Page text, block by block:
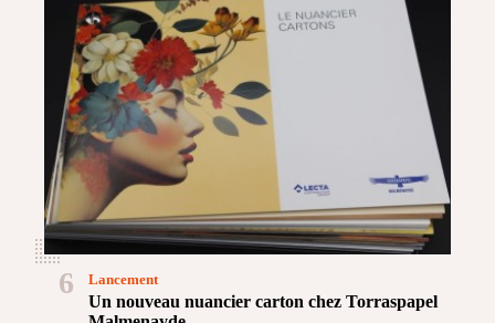
6
Un nouveau nuancier carton chez Torraspapel
Lancement